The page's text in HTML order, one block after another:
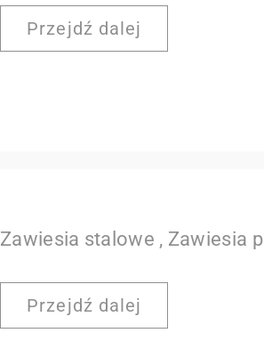
Przejdź dalej
Zawiesia stalowe , Zawiesia
Przejdź dalej